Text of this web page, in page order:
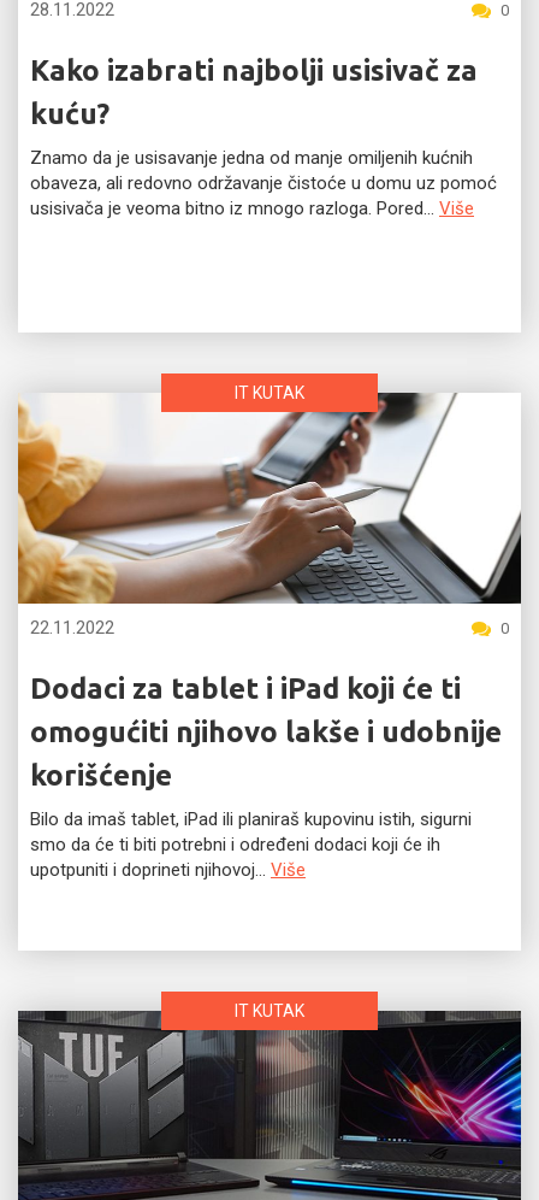
28.11.2022 0
Kako izabrati najbolji usisivač za
kuću?
Znamo da je usisavanje jedna od manje omiljenih kućnih
obaveza, ali redovno održavanje čistoće u domu uz pomoć
usisivača je veoma bitno iz mnogo razloga. Pored... Više
IT KUTAK
22.11.2022 0
Dodaci za tablet i iPad koji će ti
omogućiti njihovo lakše i udobnije
korišćenje
Bilo da imaš tablet, iPad ili planiraš kupovinu istih, sigurni
smo da će ti biti potrebni i određeni dodaci koji će ih
upotpuniti i doprineti njihovoj... Više
IT KUTAK